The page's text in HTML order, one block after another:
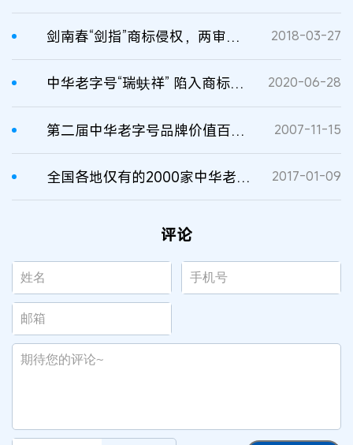
剑南春“剑指”商标侵权，两审均获胜诉 2018-03-27
中华老字号“瑞蚨祥” 陷入商标权纠纷 2020-06-28
第二届中华老字号品牌价值百强榜 2007-11-15
全国各地仅有的2000家中华老字号基本都在这里啦！ 2017-01-09
评论